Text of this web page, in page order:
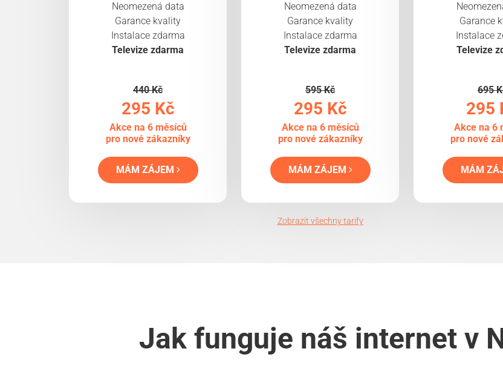
Neomezená data
Garance kvality
Instalace zdarma
Televize zdarma
440 Kč
295 Kč
Akce na 6 měsíců
pro nové zákazníky
MÁM ZÁJEM
Neomezená data
Garance kvality
Instalace zdarma
Televize zdarma
595 Kč
295 Kč
Akce na 6 měsíců
pro nové zákazníky
MÁM ZÁJEM
Garance
Instalace
Televize
695
295
Akce na 6
pro nové
MÁM
Zobrazit všechny tarify
Jak funguje náš internet v